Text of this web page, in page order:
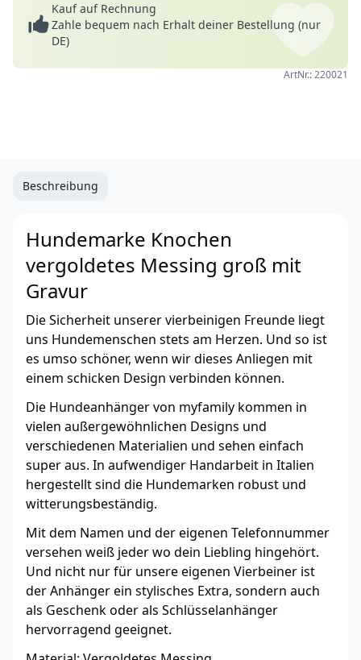
Kauf auf Rechnung
Zahle bequem nach Erhalt deiner Bestellung (nur
DE)
ArtNr.: 220021
Beschreibung
Hundemarke Knochen
vergoldetes Messing groß mit
Gravur
Die Sicherheit unserer vierbeinigen Freunde liegt
uns Hundemenschen stets am Herzen. Und so ist
es umso schöner, wenn wir dieses Anliegen mit
einem schicken Design verbinden können.
Die Hundeanhänger von myfamily kommen in
vielen außergewöhnlichen Designs und
verschiedenen Materialien und sehen einfach
super aus. In aufwendiger Handarbeit in Italien
hergestellt sind die Hundemarken robust und
witterungsbeständig.
Mit dem Namen und der eigenen Telefonnummer
versehen weiß jeder wo dein Liebling hingehört.
Und nicht nur für unsere eigenen Vierbeiner ist
der Anhänger ein stylisches Extra, sondern auch
als Geschenk oder als Schlüsselanhänger
hervorragend geeignet.